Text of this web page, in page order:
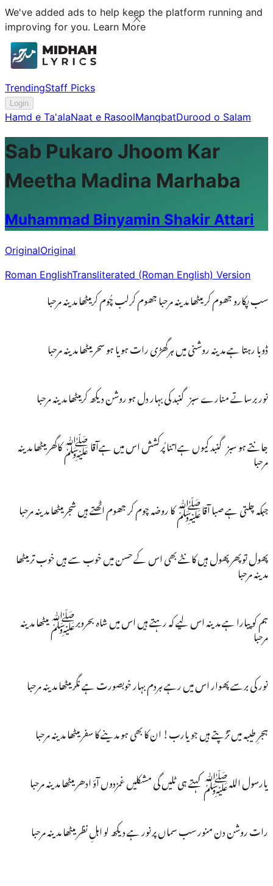
We've added ads to help keep the platform running and
improving for you. Learn More
TrendingStaff Picks
Login
Hamd e Ta'alaNaat e RasoolManqbatDurood o Salam
Sab Pukaro Jhoom Kar
Meetha Madina Marhaba
Muhammad Binyamin Shakir Attari
OriginalOriginal
Roman EnglishTransliterated (Roman English) Version
سب پکارو جھوم کر میٹھا مدینہ مرحبا جھوم کرلب چُوم کرمیٹھا مدینہ مرحبا
ڈوبا رہتا ہے مدینہ روشنی میں ہرگھڑی رات ہویا ہو سحر میٹھا مدینہ مرحبا
نور برساتے منارے سبز گنبد کی بہار دل ہو روشن دیکھ کرمیٹھا مدینہ مرحبا
جانتے ہو سبز گنبد کیوں ہےاتنا پُرکشش اس میں ہےآقا ﷺ کاگھر میٹھا مدینہ
مرحبا
جبکہ چلتی ہے صبا آقاﷺ کا روضہ چوم کر جھوم اٹھتے ہیں شجر میٹھا مدینہ مرحبا
پھول توپھرپھول ہیں کانٹے بھی اس کے حسن میں خوب سے ہیں خوب تر میٹھا
مدینہ مرحبا
ہم کو پیارا ہے مدینہ اس لیے کہ رہتے ہیں اس میں شاہ بحروبرﷺ میٹھا مدینہ
مرحبا
نور کی برسے پھوار اس میں رہے ہردم بہار خوبصورت ہے نگر میٹھا مدینہ مرحبا
ہجرِ طیبہ میں تڑپتے ہیں جو یارب! ان کا بھی ہو مدینے کا سفر میٹھا مدینہ مرحبا
یارسول اللہﷺ کہتے ہی ٹلیں گی مشکلیں غمزدوں آؤ ادھر میٹھا مدینہ مرحبا
رات روشن دن منور سب سماں پرنور ہے دیکھ لو اہلِ نظر میٹھا مدینہ مرحبا